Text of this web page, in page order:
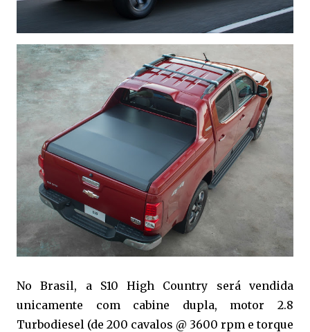
No Brasil, a S10 High Country será vendida
unicamente com cabine dupla, motor 2.8
Turbodiesel (de 200 cavalos @ 3600 rpm e torque